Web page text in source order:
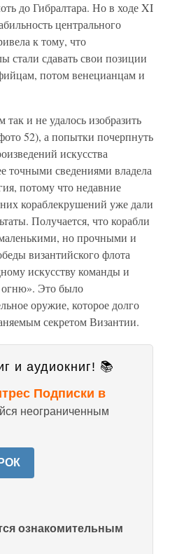
до Гибралтара. Но в ходе XI
центрального
к тому, что
стали сдавать свои позиции
потом венецианцам и
и не удалось изобразить
52), а попытки почерпнуть
искусства
точными сведениями владела
потому что недавние
кораблекрушений уже дали
Получается, что корабли
но прочными и
византийского флота
искусству команды и
огню». Это было
оружие, которое долго
секретом Византии.
и аудиокниг! 📚
Подписки в
неограниченным
ознакомительным